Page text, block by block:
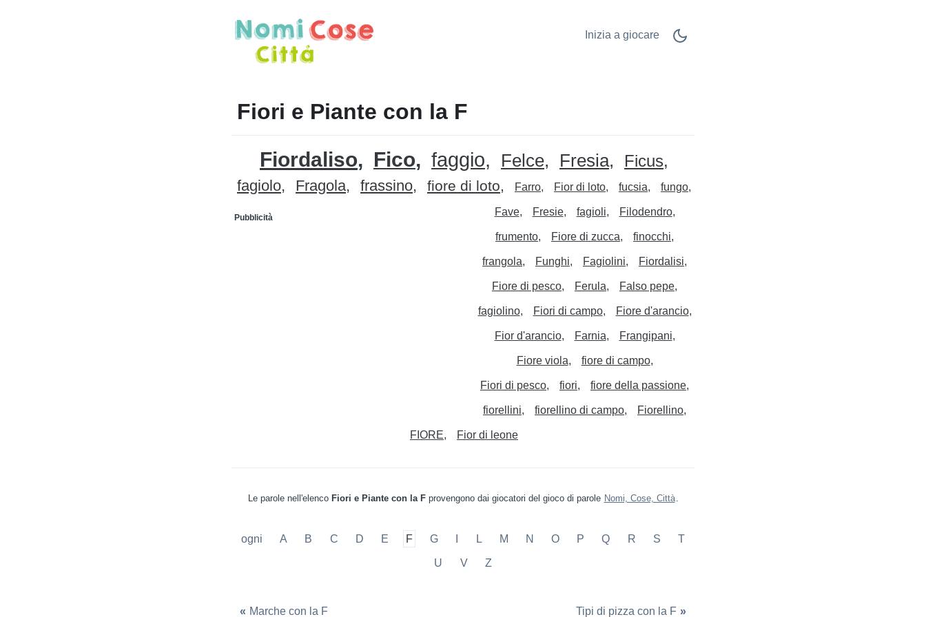
Inizia a giocare
Fiori e Piante con la F
Fiordaliso Fico faggio Felce Fresia Ficus
fagiolo Fragola frassino fiore di loto Farro Fior di loto fucsia fungo
Fave
Pubblicità Fresie fagioli Filodendro
frumento Fiore di zucca finocchi
frangola Funghi Fagiolini Fiordalisi
Fiore di pesco Ferula Falso pepe
fagiolino Fiori di campo Fiore d'arancio
Fior d'arancio Farnia Frangipani
Fiore viola fiore di campo
Fiori di pesco fiori fiore della passione
fiorellini fiorellino di campo Fiorellino
FIORE Fior di leone
Le parole nell'elenco Fiori e Piante con la Fprovengono dai giocatori del gioco di parole Nomi, Cose, Città.
ogni A B C D E F G L M N O P Q R S T
U V Z
« Marche con la F Tipi di pizza con la F »